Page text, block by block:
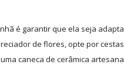
é garantir que ela seja
de flores, opte por
caneca de cerâmica